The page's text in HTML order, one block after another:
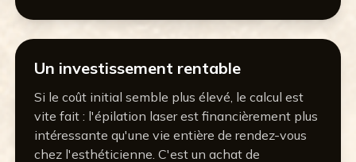
Un investissement rentable
Si le coût initial semble plus élevé, le calcul est
vite fait : l'épilation laser est financièrement plus
intéressante qu'une vie entière de rendez-vous
chez l'esthéticienne. C'est un achat de